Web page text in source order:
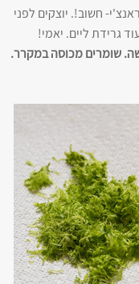
חשוב!. יוצקים לפני
גרידת ליים. יאמי!
שומרים מכוסה במקרר.